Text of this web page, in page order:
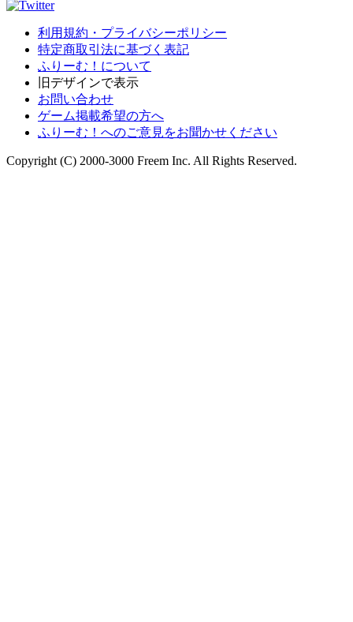
利用規約・プライバシーポリシー
特定商取引法に基づく表記
ふりーむ！について
旧デザインで表示
お問い合わせ
ゲーム掲載希望の方へ
ふりーむ！へのご意見をお聞かせください
Copyright (C) 2000-3000 Freem Inc. All Rights Reserved.